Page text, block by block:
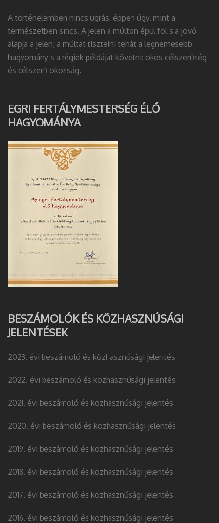
A történelemben nincs ugrás, éppen úgy, mint a
természetben sincs. A jelen a múlton épül föl s a jövő
alapja a jelen; a múltat tisztelni tehát a legnemesebb
hagyomány s a régiek példáját követni: okos célszerűség
és célszerű okosság.
EGRI FERTÁLYMESTERSÉG ÉLŐ
HAGYOMÁNYA
BESZÁMOLÓK ÉS KÖZHASZNÚSÁGI
JELENTÉSEK
2023. évi beszámoló és közhasznúsági jelentés
2022. évi beszámoló és közhasznúsági jelentés
2021. évi beszámoló és közhasznúsági jelentés
2020. évi beszámoló és közhasznúsági jelentés
2019. évi beszámoló és közhasznúsági jelentés
2018. évi beszámoló és közhasznúsági jelentés
2017. évi beszámoló és közhasznúsági jelentés
2016. évi beszámoló és közhasznúsági jelentés